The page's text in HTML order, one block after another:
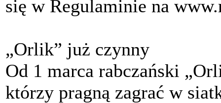
się w Regulaminie na
„Orlik” już czynny
Od 1 marca rabczański
którzy pragną zagrać w